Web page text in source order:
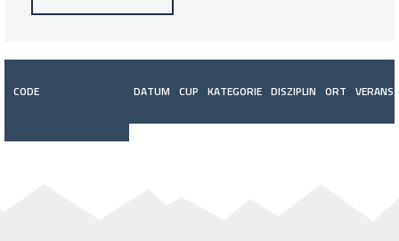
CODE DATUM CUP KATEGORIE DISZIPLIN ORT